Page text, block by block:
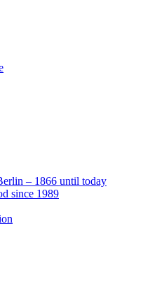
– 1866 until today
since 1989